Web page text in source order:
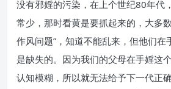
没有邪婬的污染，在上个世纪80年代
常少，那时看黄是要抓起来的，大多
作风问题”，知道不能乱来，但他们在
是缺失的。因为我们的父母在手婬这
认知模糊，所以就无法给予下一代正